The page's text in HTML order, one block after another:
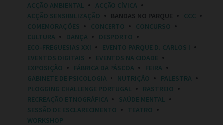
ACÇÃO AMBIENTAL
ACÇÃO CÍVICA
ACÇÃO SENSIBILIZAÇÃO
BANDAS NO PARQUE
CCC
COMEMORAÇÕES
CONCERTO
CONCURSO
CULTURA
DANÇA
DESPORTO
ECO-FREGUESIAS XXI
EVENTO PARQUE D. CARLOS I
EVENTOS DIGITAIS
EVENTOS NA CIDADE
EXPOSIÇÃO
FÁBRICA DA PÁSCOA
FEIRA
GABINETE DE PSICOLOGIA
NUTRIÇÃO
PALESTRA
PLOGGING CHALLENGE PORTUGAL
RASTREIO
RECREAÇÃO ETNOGRÁFICA
SAÚDE MENTAL
SESSÃO DE ESCLARECIMENTO
TEATRO
WORKSHOP